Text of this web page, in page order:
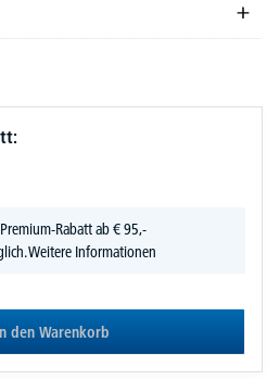
Rabatt ab € 95,-
Weitere Informationen
den Warenkorb